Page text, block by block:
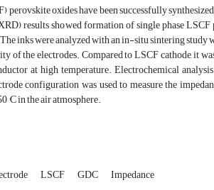
oxides have been successfully
results showed formation of single phase
inks were analyzed with an in-situ sintering
of the electrodes. Compared to LSCF cathode, it
at high temperature. Electrochemical
configuration was used to measure the
°C in the air atmosphere.
LSCF GDC Impedance